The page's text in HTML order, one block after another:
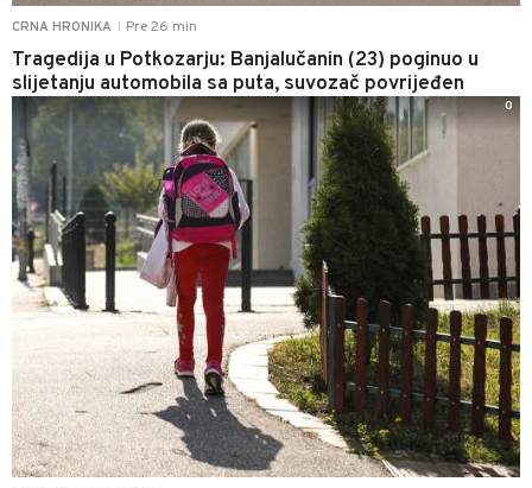
CRNA HRONIKA Pre 26 min
Tragedija u Potkozarju: Banjalučanin (23) poginuo u
slijetanju automobila sa puta, suvozač povrijeđen
0